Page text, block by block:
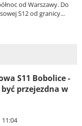
od Warszawy. Do
S12 od granicy...
S11 Bobolice -
przejezdna w